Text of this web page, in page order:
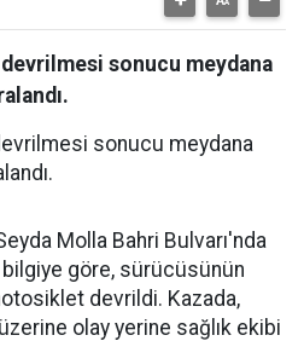
sonucu meydana
sonucu meydana
Molla Bahri Bulvarı'nda
göre, sürücüsünün
devrildi. Kazada,
olay yerine sağlık ekibi